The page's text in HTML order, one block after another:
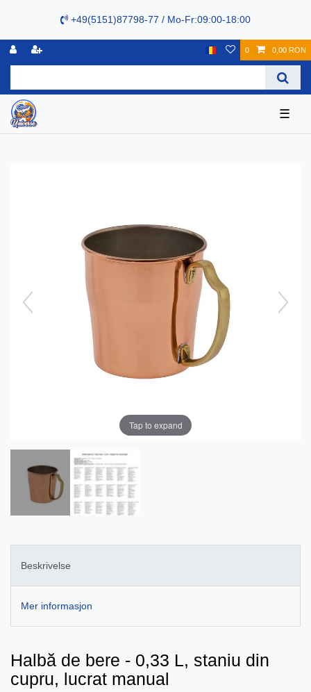
+49(5151)87798-77 / Mo-Fr:09:00-18:00
0 0,00 RON
☰
Tap to expand
Beskrivelse
Mer informasjon
Halbă de bere - 0,33 L, staniu din
cupru, lucrat manual